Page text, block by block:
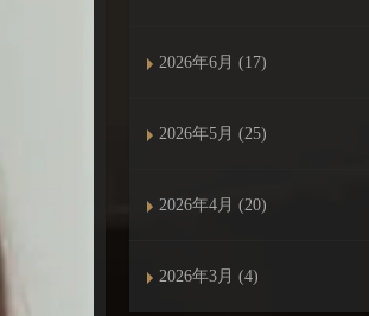
2026年6月 (17)
2026年5月 (25)
2026年4月 (20)
2026年3月 (4)